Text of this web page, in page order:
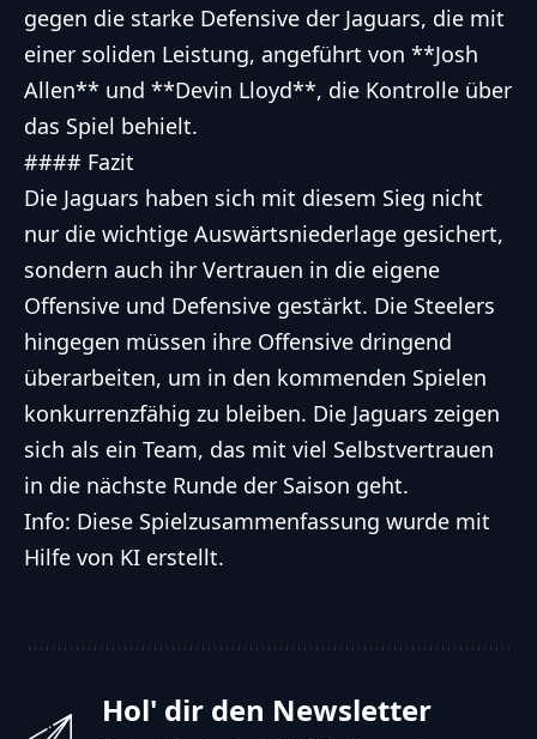
gegen die starke Defensive der Jaguars, die mit
einer soliden Leistung, angeführt von **Josh
Allen** und **Devin Lloyd**, die Kontrolle über
das Spiel behielt.
#### Fazit
Die Jaguars haben sich mit diesem Sieg nicht
nur die wichtige Auswärtsniederlage gesichert,
sondern auch ihr Vertrauen in die eigene
Offensive und Defensive gestärkt. Die Steelers
hingegen müssen ihre Offensive dringend
überarbeiten, um in den kommenden Spielen
konkurrenzfähig zu bleiben. Die Jaguars zeigen
sich als ein Team, das mit viel Selbstvertrauen
in die nächste Runde der Saison geht.
Info: Diese Spielzusammenfassung wurde mit
Hilfe von KI erstellt.
Hol' dir den Newsletter